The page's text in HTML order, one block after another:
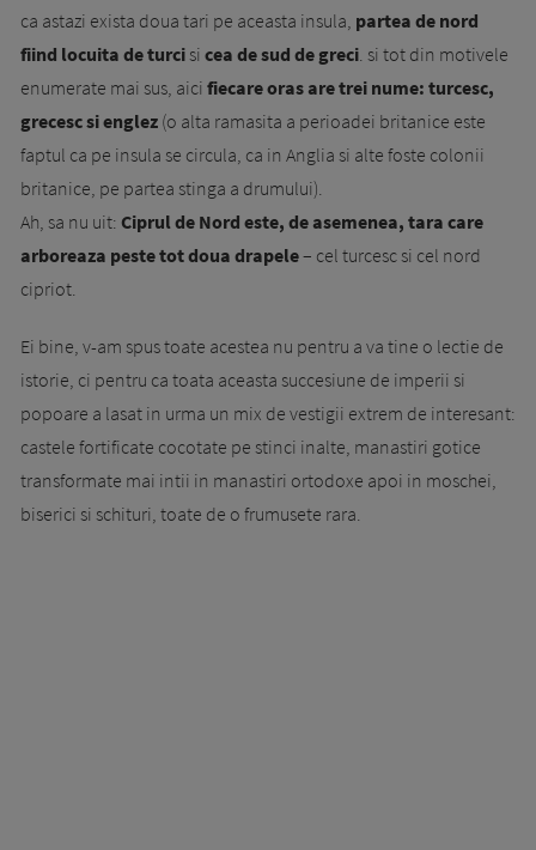
ca astazi exista doua tari pe aceasta insula, partea de nord
fiind locuita de turcisi cea de sud de greci . si tot din motivele
enumerate mai sus, aici fiecare oras are trei nume: turcesc,
grecesc si englez (o alta rama­sita a perioadei britanice este
faptul ca pe insula se circula, ca in Anglia si alte foste colonii
britani­ce, pe partea stinga a drumului).
Ah, sa nu uit: Ciprul de Nord este, de asemenea, tara care
arboreaza peste tot doua drapele– cel turcesc si cel nord
cipriot.
Ei bine, v-am spus toate acestea nu pentru a va tine o lectie de
istorie, ci pentru ca toata aceasta succesiune de imperii si
popoare a lasat in urma un mix de vestigii extrem de interesant:
castele fortificate cocotate pe stinci inalte, manastiri gotice
transformate mai intii in manastiri ortodoxe apoi in moschei,
biserici si schituri, toate de o frumusete rara.